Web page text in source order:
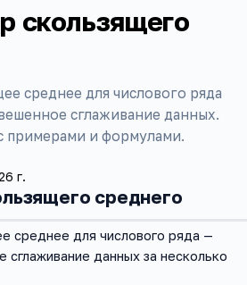
скользящего
среднее для числового ряда
сглаживание данных.
примерами и формулами.
г.
среднего
среднее для числового ряда —
сглаживание данных за несколько